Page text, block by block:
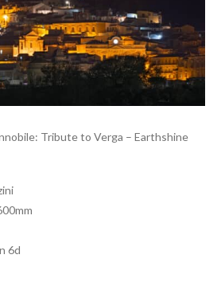
Tribute to Verga – Earthshine
6d